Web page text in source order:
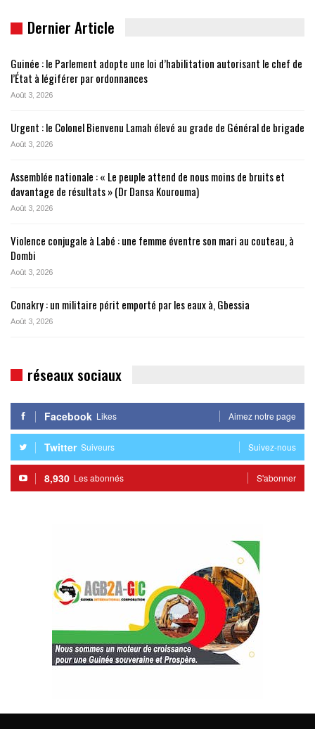
Dernier Article
Guinée : le Parlement adopte une loi d’habilitation autorisant le chef de
l’État à légiférer par ordonnances
Août 3, 2026
Urgent : le Colonel Bienvenu Lamah élevé au grade de Général de brigade
Août 3, 2026
Assemblée nationale : « Le peuple attend de nous moins de bruits et
davantage de résultats » (Dr Dansa Kourouma)
Août 3, 2026
Violence conjugale à Labé : une femme éventre son mari au couteau, à
Dombi
Août 3, 2026
Conakry : un militaire périt emporté par les eaux à, Gbessia
Août 3, 2026
réseaux sociaux
Facebook Likes Aimez notre page
Twitter Suiveurs Suivez-nous
8,930 Les abonnés S'abonner